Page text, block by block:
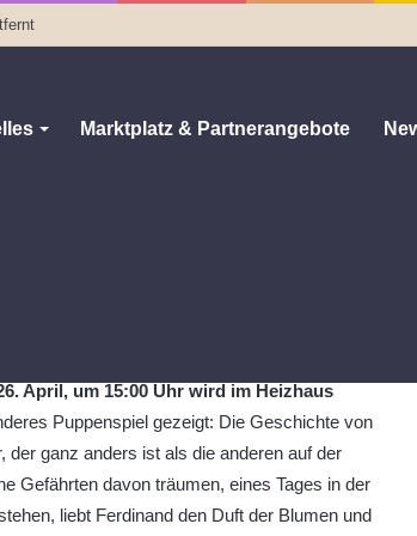
Marktplatz & Partnerangebote
April, um 15:00 Uhr wird im Heizhaus
Puppenspiel gezeigt: Die Geschichte von
der ganz anders ist als die anderen auf der
Gefährten davon träumen, eines Tages in der
liebt Ferdinand den Duft der Blumen und